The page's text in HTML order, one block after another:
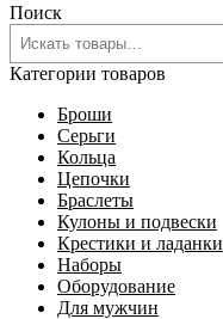
Поиск
Категории товаров
Броши
Серьги
Кольца
Цепочки
Браслеты
Кулоны и подвески
Крестики и ладанки
Наборы
Оборудование
Для мужчин